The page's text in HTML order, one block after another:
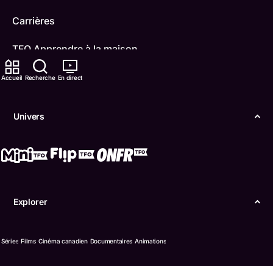
Accueil Recherche En direct
Univers
Explorer
Séries Films Cinéma canadien Documentaires Animations
Carrières
TFO Apprendre à la maison
Comment nous capter
IDÉLLO
Accessibilité